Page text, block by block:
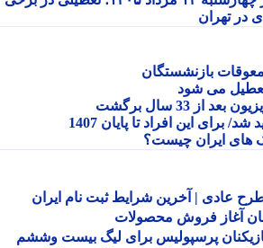
تهران
بازنشستگان
می شود
سال برگشت
این افراد تا پایان 1407
ایران چیست؟
عادی | آخرین شرایط ثبت نام ایران
فروش محصولات
پرسپولیس برای لیگ بیست وششم